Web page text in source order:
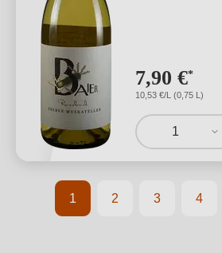
7,90 €*
10,53 €/L (0,75 L)
1
Seite
1
Seite
2
Seite
3
Seite
4